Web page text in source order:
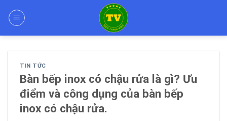
TIN TỨC
Bàn bếp inox có chậu rửa là gì? Ưu
điểm và công dụng của bàn bếp
inox có chậu rửa.